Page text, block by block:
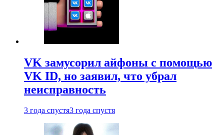
VK замусорил айфоны с помощью
VK ID, но заявил, что убрал
неисправность
3 года спустя3 года спустя